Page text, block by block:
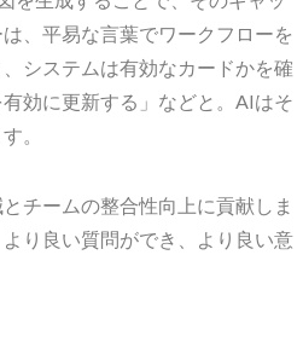
、平易な言葉でワークフローを
システムは有効なカードかを確
効に更新する」などと。AIはそ
。
チームの整合性向上に貢献しま
り良い質問ができ、より良い意